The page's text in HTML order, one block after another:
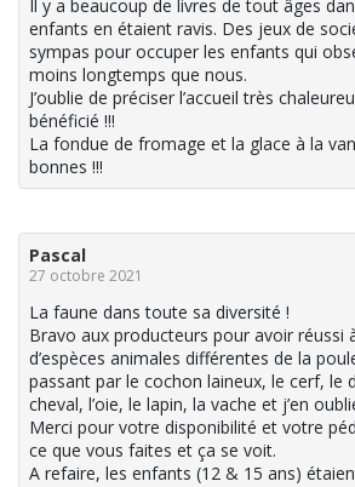
Il y a beaucoup de livres de tout âges
enfants en étaient ravis. Des jeux de
sympas pour occuper les enfants qui
moins longtemps que nous.
J’oublie de préciser l’accueil très
bénéficié !!!
La fondue de fromage et la glace à la
bonnes !!!
Pascal
27 octobre 2021
La faune dans toute sa diversité !
Bravo aux producteurs pour avoir réussi
d’espèces animales différentes de la
passant par le cochon laineux, le cerf, le
cheval, l’oie, le lapin, la vache et j’en
Merci pour votre disponibilité et votre
ce que vous faites et ça se voit.
A refaire, les enfants (12 & 15 ans)